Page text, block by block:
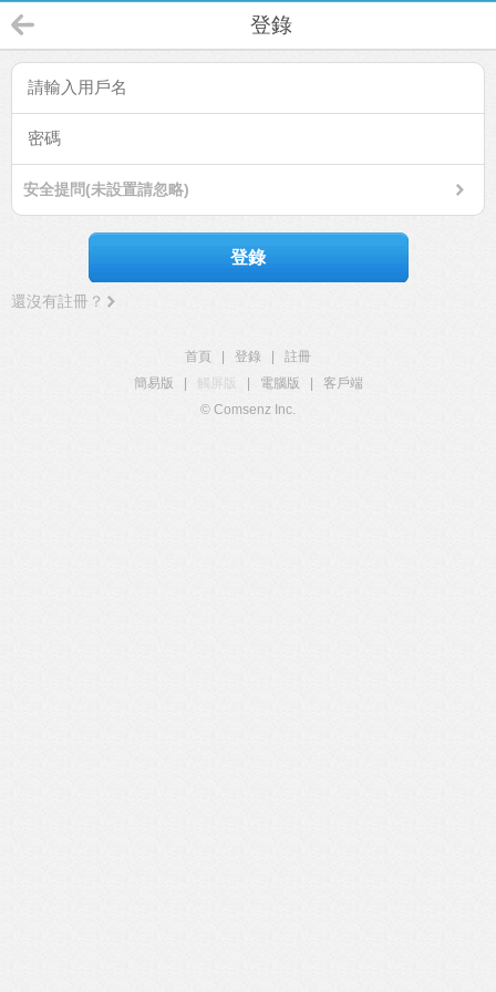
登錄
安全提問(未設置請忽略)
登錄
還沒有註冊？
首頁 登錄
註冊
簡易版
觸屏版 電腦版
客戶端
© Comsenz Inc.